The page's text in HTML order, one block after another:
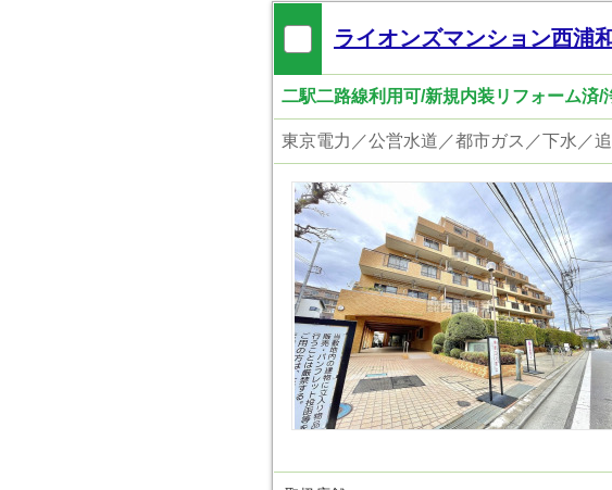
ライオンズマンション西浦
二駅二路線利用可/新規内装リフォーム済